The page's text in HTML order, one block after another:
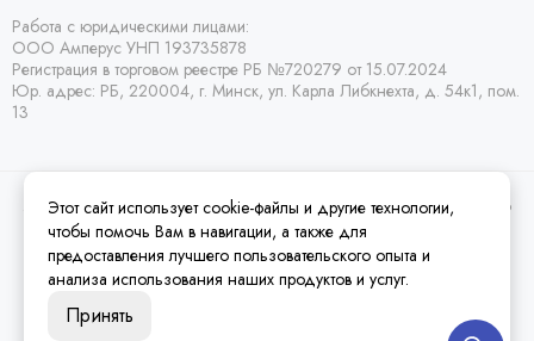
Работа с юридическими лицами:
ООО Амперус УНП 193735878
Регистрация в торговом реестре РБ №720279 от 15.07.2024
Юр. адрес: РБ, 220004, г. Минск, ул. Карла Либкнехта, д. 54к1, пом.
13
2026 © Amperus Радиодетали Минск | купить в розницу, оптом и почтой по
Беларуси.Карта сайта
Этот сайт использует cookie-файлы и другие технологии,
чтобы помочь Вам в навигации, а также для
предоставления лучшего пользовательского опыта и
анализа использования наших продуктов и услуг.
Принять